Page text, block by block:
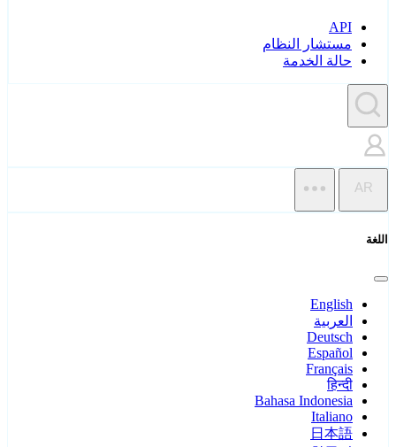
API
مستشار النظام
حالة الخدمة
AR
اللغة
English
العربية
Deutsch
Español
Français
हिन्दी
Bahasa Indonesia
Italiano
日本語